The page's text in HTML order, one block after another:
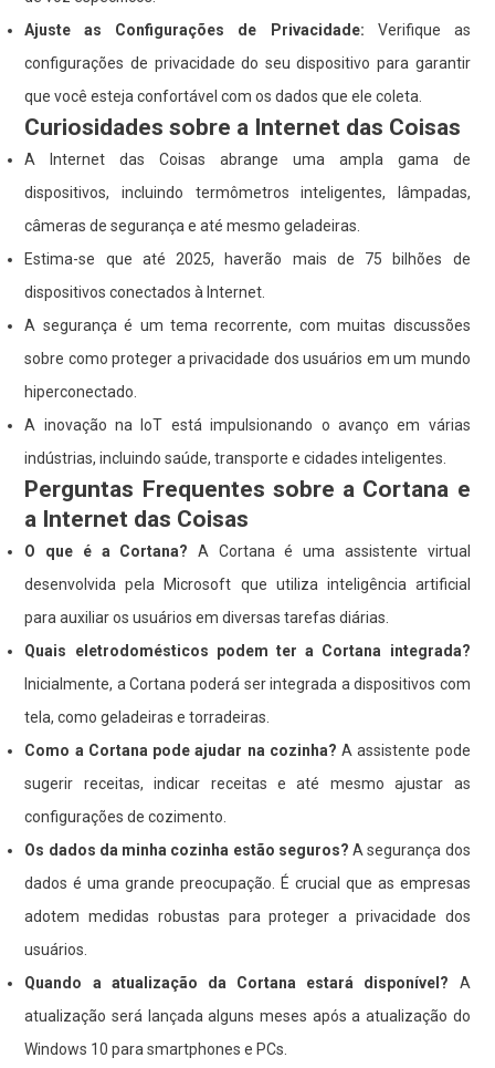
Ajuste as Configurações de Privacidade: Verifique as
configurações de privacidade do seu dispositivo para garantir
que você esteja confortável com os dados que ele coleta.
Curiosidades sobre a Internet das Coisas
A Internet das Coisas abrange uma ampla gama de
dispositivos, incluindo termômetros inteligentes, lâmpadas,
câmeras de segurança e até mesmo geladeiras.
Estima-se que até 2025, haverão mais de 75 bilhões de
dispositivos conectados à Internet.
A segurança é um tema recorrente, com muitas discussões
sobre como proteger a privacidade dos usuários em um mundo
hiperconectado.
A inovação na IoT está impulsionando o avanço em várias
indústrias, incluindo saúde, transporte e cidades inteligentes.
Perguntas Frequentes sobre a Cortana e
a Internet das Coisas
O que é a Cortana? A Cortana é uma assistente virtual
desenvolvida pela Microsoft que utiliza inteligência artificial
para auxiliar os usuários em diversas tarefas diárias.
Quais eletrodomésticos podem ter a Cortana integrada?
Inicialmente, a Cortana poderá ser integrada a dispositivos com
tela, como geladeiras e torradeiras.
Como a Cortana pode ajudar na cozinha? A assistente pode
sugerir receitas, indicar receitas e até mesmo ajustar as
configurações de cozimento.
Os dados da minha cozinha estão seguros? A segurança dos
dados é uma grande preocupação. É crucial que as empresas
adotem medidas robustas para proteger a privacidade dos
usuários.
Quando a atualização da Cortana estará disponível? A
atualização será lançada alguns meses após a atualização do
Windows 10 para smartphones e PCs.